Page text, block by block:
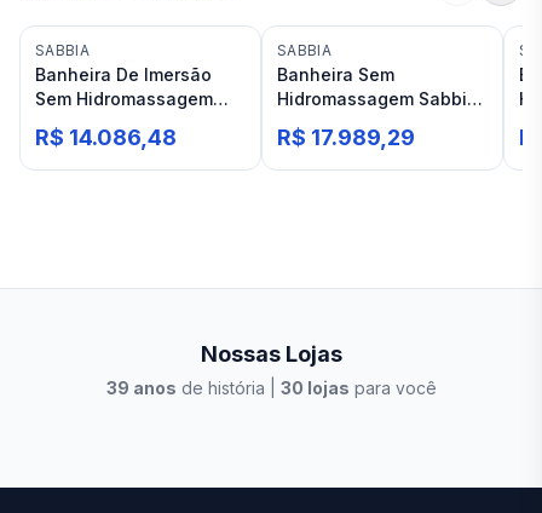
SABBIA
Banheira De Imersão
Sem Hidromassagem
Sabbia Ilheus 125x71
Duramatt Fosco Branco
Acetinado
R$ 14.086,48
SABBIA
Banheira Sem
Hidromassagem Sabbia
Olinda 138x79 Sem
Ladrão Branca
Acetinado
R$ 17.989,29
Nossas Lojas
39 anos de história | 30 lojas para você